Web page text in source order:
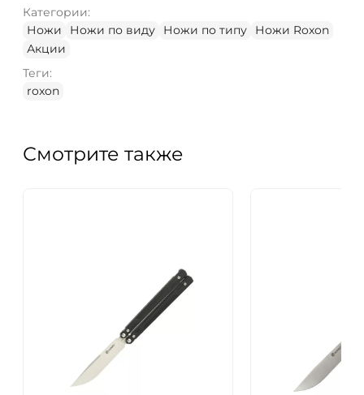
Категории:
Ножи
Ножи по виду Ножи по типу
Ножи Roxon
Акции
Теги:
roxon
Смотрите также